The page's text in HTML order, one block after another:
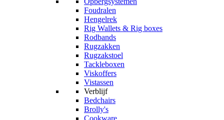
Foudralen
Hengelrek
Rig Wallets & Rig boxes
Rodbands
Rugzakken
Rugzakstoel
Tackleboxen
Viskoffers
Vistassen
Verblijf
Bedchairs
Brolly's
Cookware